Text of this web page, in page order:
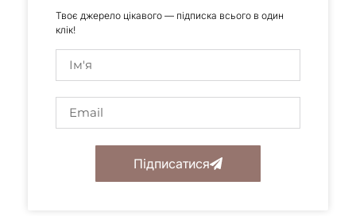
Твоє джерело цікавого — підписка всього в один
клік!
Підписатися